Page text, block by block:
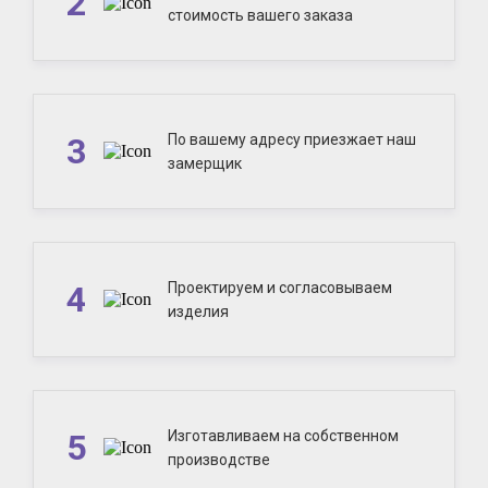
стоимость вашего заказа
3
По вашему адресу приезжает наш
замерщик
4
Проектируем и согласовываем
изделия
5
Изготавливаем на собственном
производстве